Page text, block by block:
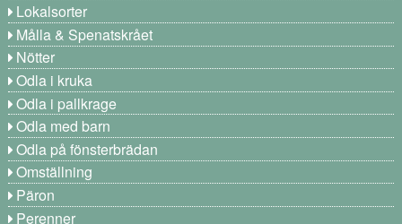
Lokalsorter
Målla & Spenatskrået
Nötter
Odla i kruka
Odla i pallkrage
Odla med barn
Odla på fönsterbrädan
Omställning
Päron
Perenner